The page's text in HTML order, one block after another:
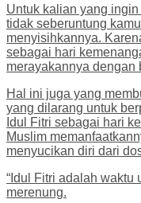
Untuk kalian yang
tidak seberuntung
menyisihkannya.
sebagai hari
merayakannya dengan
Hal ini juga yang
yang dilarang untuk
Idul Fitri sebagai hari
Muslim
menyucikan diri dari
“Idul Fitri adalah waktu
merenung.